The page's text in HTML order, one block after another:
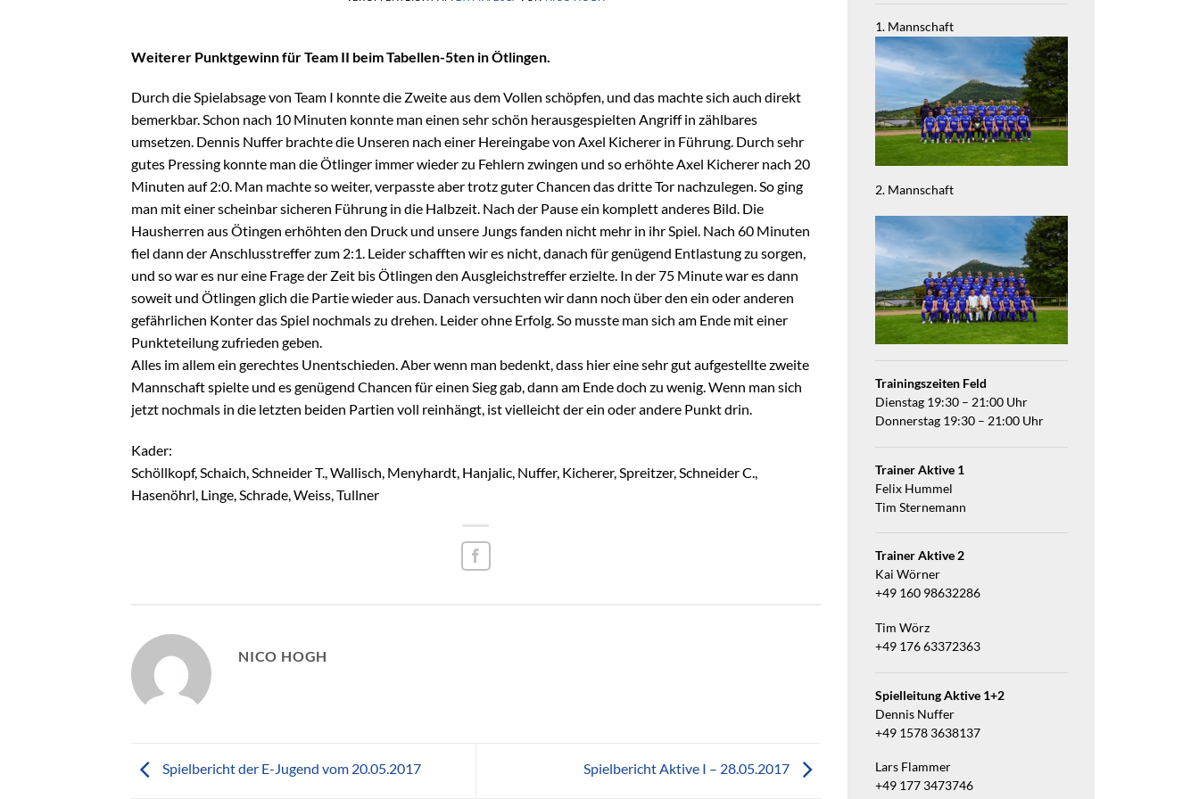
Weiterer Punktgewinn für Team II beim Tabellen-5ten in Ötlingen.
Durch die Spielabsage von Team I konnte die Zweite aus dem Vollen schöpfen, und das machte sich auch direkt
bemerkbar. Schon nach 10 Minuten konnte man einen sehr schön herausgespielten Angriff in zählbares
umsetzen. Dennis Nuffer brachte die Unseren nach einer Hereingabe von Axel Kicherer in Führung. Durch sehr
gutes Pressing konnte man die Ötlinger immer wieder zu Fehlern zwingen und so erhöhte Axel Kicherer nach 20
Minuten auf 2:0. Man machte so weiter, verpasste aber trotz guter Chancen das dritte Tor nachzulegen. So ging
man mit einer scheinbar sicheren Führung in die Halbzeit. Nach der Pause ein komplett anderes Bild. Die
Hausherren aus Ötingen erhöhten den Druck und unsere Jungs fanden nicht mehr in ihr Spiel. Nach 60 Minuten
fiel dann der Anschlusstreffer zum 2:1. Leider schafften wir es nicht, danach für genügend Entlastung zu sorgen,
und so war es nur eine Frage der Zeit bis Ötlingen den Ausgleichstreffer erzielte. In der 75 Minute war es dann
soweit und Ötlingen glich die Partie wieder aus. Danach versuchten wir dann noch über den ein oder anderen
gefährlichen Konter das Spiel nochmals zu drehen. Leider ohne Erfolg. So musste man sich am Ende mit einer
Punkteteilung zufrieden geben.
Alles im allem ein gerechtes Unentschieden. Aber wenn man bedenkt, dass hier eine sehr gut aufgestellte zweite
Mannschaft spielte und es genügend Chancen für einen Sieg gab, dann am Ende doch zu wenig. Wenn man sich
jetzt nochmals in die letzten beiden Partien voll reinhängt, ist vielleicht der ein oder andere Punkt drin.
Kader:
Schöllkopf, Schaich, Schneider T., Wallisch, Menyhardt, Hanjalic, Nuffer, Kicherer, Spreitzer, Schneider C.,
Hasenöhrl, Linge, Schrade, Weiss, Tullner
NICO HOGH
Spielbericht der E-Jugend vom 20.05.2017 Spielbericht Aktive I – 28.05.2017
1. Mannschaft
2. Mannschaft
Trainingszeiten Feld
Dienstag 19:30 – 21:00 Uhr
Donnerstag 19:30 – 21:00 Uhr
Trainer Aktive 1
Felix Hummel
Tim Sternemann
Trainer Aktive 2
Kai Wörner
+49 160 98632286
Tim Wörz
+49 176 63372363
Spielleitung Aktive 1+2
Dennis Nuffer
+49 1578 3638137
Lars Flammer
+49 177 3473746